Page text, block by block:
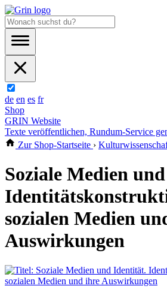
de en es fr
Shop
GRIN Website
Texte veröffentlichen, Rundum-Service
Zur Shop-Startseite ›
Soziale Medien
sozialen Medien
Auswirkungen